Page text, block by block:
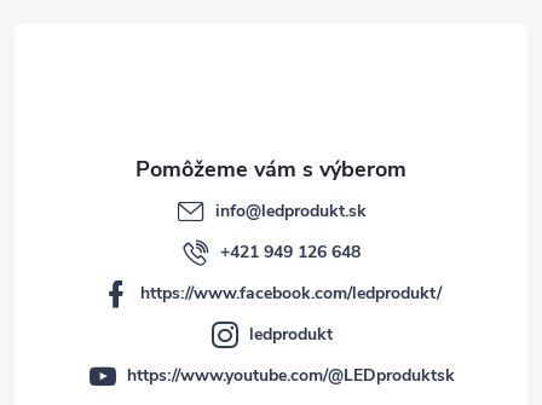
info@ledprodukt.sk
+421 949 126 648
https://www.facebook.com/ledprodukt/
ledprodukt
https://www.youtube.com/@LEDproduktsk